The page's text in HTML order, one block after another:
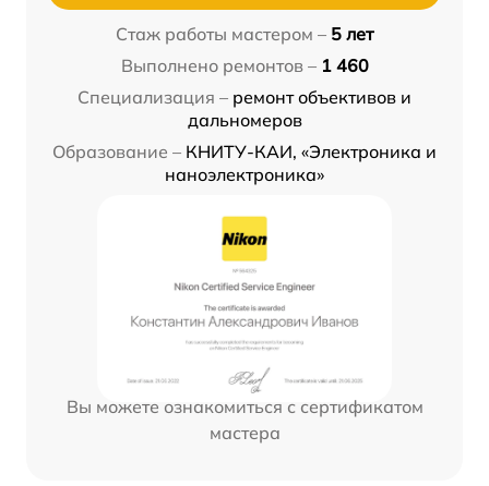
Стаж работы мастером – 5 лет
Выполнено ремонтов – 1 460
Специализация – ремонт объективов и
дальномеров
Образование – КНИТУ-КАИ, «Электроника и
наноэлектроника»
Вы можете ознакомиться с сертификатом
мастера